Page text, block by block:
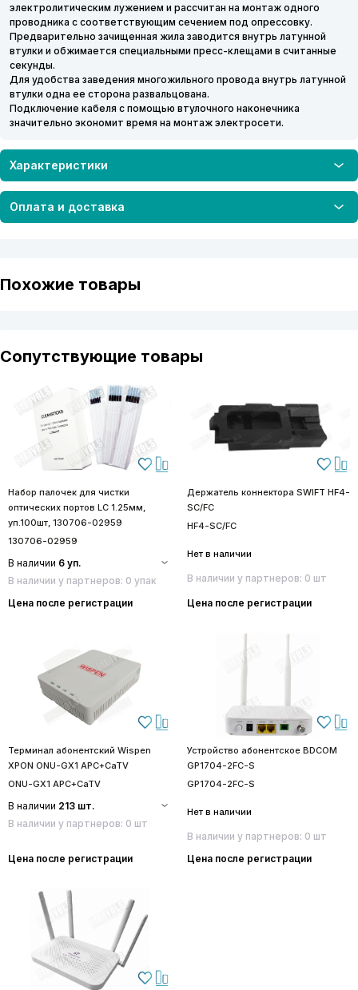
электролитическим лужением и рассчитан на монтаж одного
проводника с соответствующим сечением под опрессовку.
Предварительно зачищенная жила заводится внутрь латунной
втулки и обжимается специальными пресс-клещами в считанные
секунды.
Для удобства заведения многожильного провода внутрь латунной
втулки одна ее сторона развальцована.
Подключение кабеля с помощью втулочного наконечника
значительно экономит время на монтаж электросети.
Характеристики
Оплата и доставка
Похожие товары
Сопутствующие товары
Набор палочек для чистки
оптических портов LC 1.25мм,
уп.100шт, 130706-02959
130706-02959
В наличии 6 уп.
В наличии у партнеров: 0 упак
Цена после регистрации
Держатель коннектора SWIFT HF4-
SC/FC
HF4-SC/FC
Нет в наличии
В наличии у партнеров: 0 шт
Цена после регистрации
Терминал абонентский Wispen
XPON ONU-GX1 APC+CaTV
ONU-GX1 APC+CaTV
В наличии 213 шт.
В наличии у партнеров: 0 шт
Цена после регистрации
Устройство абонентское BDCOM
GP1704-2FC-S
GP1704-2FC-S
Нет в наличии
В наличии у партнеров: 0 шт
Цена после регистрации